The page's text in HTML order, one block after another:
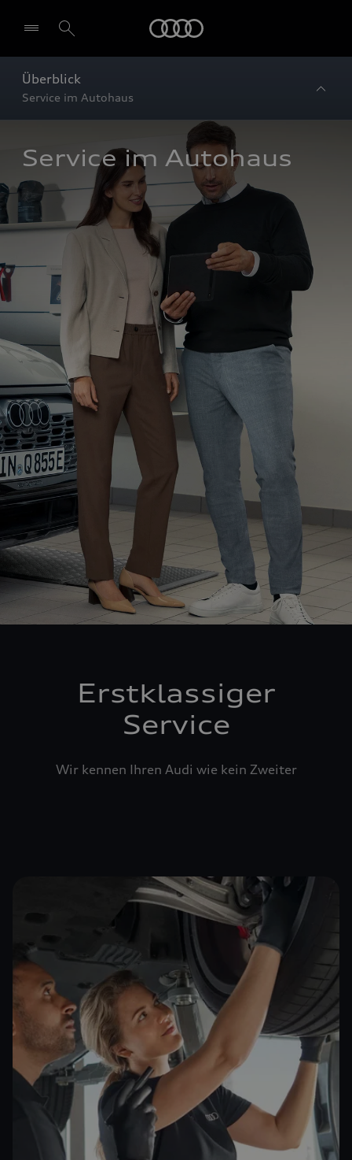
Überblick
Service im Autohaus
Service im Autohaus
Erstklassiger
Service
Wir kennen Ihren Audi wie kein Zweiter